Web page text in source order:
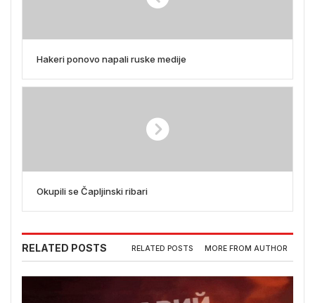
Hakeri ponovo napali ruske medije
Okupili se Čapljinski ribari
RELATED POSTS RELATED POSTS MORE FROM AUTHOR